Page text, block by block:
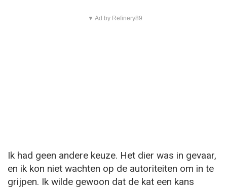
▼ Ad by Refinery89
Ik had geen andere keuze. Het dier was in gevaar,
en ik kon niet wachten op de autoriteiten om in te
grijpen. Ik wilde gewoon dat de kat een kans